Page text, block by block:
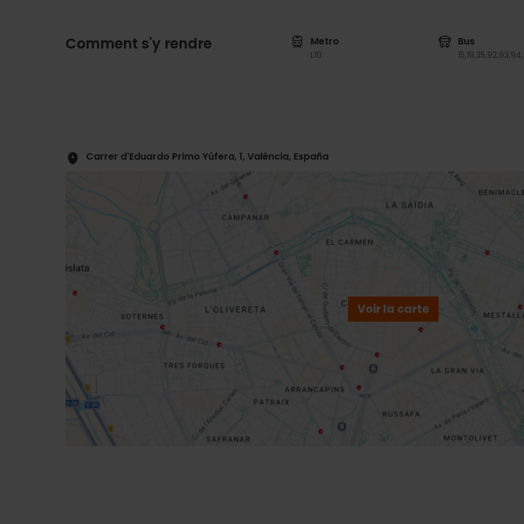
Comment s'y rendre Metro
L10
Bus
15,19,35,92,93,94,
Carrer d'Eduardo Primo Yúfera, 1, València, España
Voir la carte
Directions
sidebar